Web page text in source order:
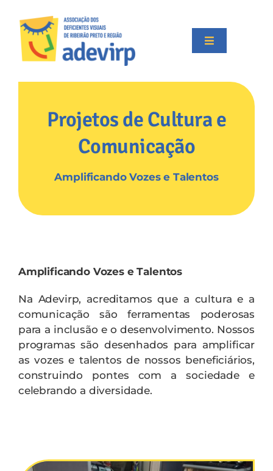
content
Toggle
Institucional
Apoiadores
Contato
Projetos de Cultura e
Comunicação
Amplificando Vozes e Talentos
Amplificando Vozes e Talentos
Na Adevirp, acreditamos que a cultura e a
comunicação são ferramentas poderosas
para a inclusão e o desenvolvimento. Nossos
programas são desenhados para amplificar
as vozes e talentos de nossos beneficiários,
construindo pontes com a sociedade e
celebrando a diversidade.